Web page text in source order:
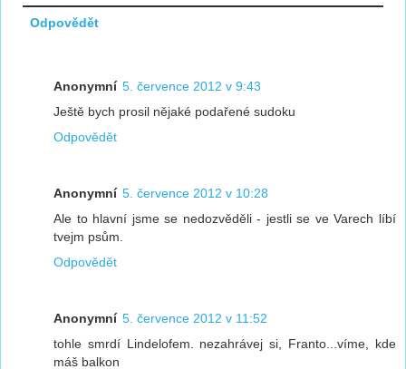
Odpovědět
Anonymní 5. července 2012 v 9:43
Ještě bych prosil nějaké podařené sudoku
Odpovědět
Anonymní 5. července 2012 v 10:28
Ale to hlavní jsme se nedozvěděli - jestli se ve Varech líbí
tvejm psům.
Odpovědět
Anonymní 5. července 2012 v 11:52
tohle smrdí Lindelofem. nezahrávej si, Franto...víme, kde
máš balkon